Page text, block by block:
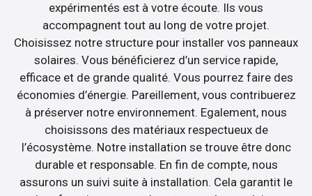
expérimentés est à votre écoute. Ils vous
accompagnent tout au long de votre projet.
Choisissez notre structure pour installer vos panneaux
solaires. Vous bénéficierez d’un service rapide,
efficace et de grande qualité. Vous pourrez faire des
économies d’énergie. Pareillement, vous contribuerez
à préserver notre environnement. Egalement, nous
choisissons des matériaux respectueux de
l’écosystème. Notre installation se trouve être donc
durable et responsable. En fin de compte, nous
assurons un suivi suite à installation. Cela garantit le